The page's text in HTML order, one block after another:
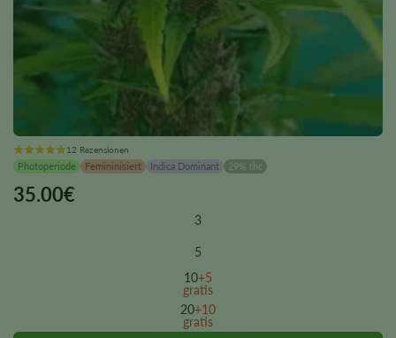
12 Rezensionen
Photoperiode Femininisiert Indica Dominant 29% thc
35.00€
3
5
10+5
gratis
20+10
gratis
This